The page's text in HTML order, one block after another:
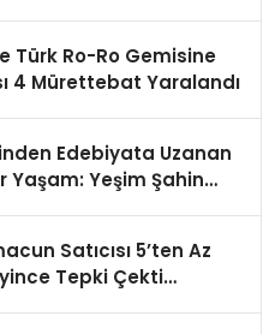
Türk Ro-Ro Gemisine
4 Mürettebat Yaralandı
Edebiyata Uzanan
Yaşam: Yeşim Şahin
Satıcısı 5’ten Az
Tepki Çekti